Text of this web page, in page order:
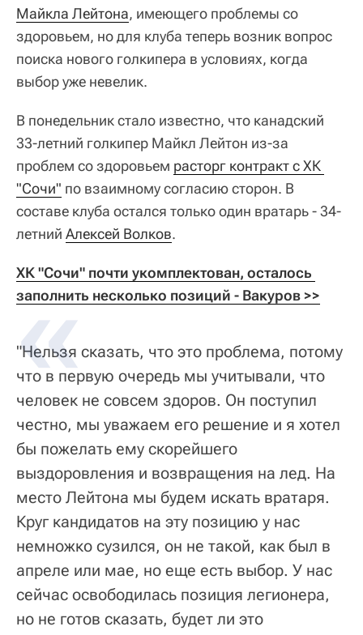
Майкла Лейтона, имеющего проблемы со
здоровьем, но для клуба теперь возник вопрос
поиска нового голкипера в условиях, когда
выбор уже невелик.
В понедельник стало известно, что канадский
33-летний голкипер Майкл Лейтон из-за
проблем со здоровьем расторг контракт с ХК
"Сочи" по взаимному согласию сторон. В
составе клуба остался только один вратарь - 34-
летний Алексей Волков.
ХК "Сочи" почти укомплектован, осталось
заполнить несколько позиций - Вакуров >>
"Нельзя сказать, что это проблема, потому
что в первую очередь мы учитывали, что
человек не совсем здоров. Он поступил
честно, мы уважаем его решение и я хотел
бы пожелать ему скорейшего
выздоровления и возвращения на лед. На
место Лейтона мы будем искать вратаря.
Круг кандидатов на эту позицию у нас
немножко сузился, он не такой, как был в
апреле или мае, но еще есть выбор. У нас
сейчас освободилась позиция легионера,
но не готов сказать, будет ли это